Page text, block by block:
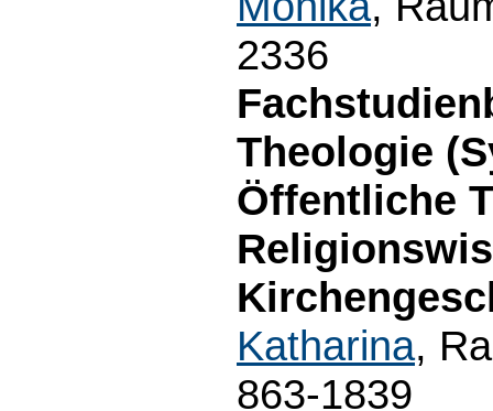
2336
Theologie
Öffentliche
Katharina,
863-1839